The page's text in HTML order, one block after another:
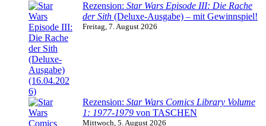
Rezension: Star Wars Episode III: Die Rache
der Sith (Deluxe-Ausgabe) – mit Gewinnspiel!
Freitag, 7. August 2026
Rezension: Star Wars Comics Library Volume
1: 1977-1979 von TASCHEN
Mittwoch, 5. August 2026